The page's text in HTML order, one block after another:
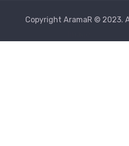
Copyright AramaR © 2023.